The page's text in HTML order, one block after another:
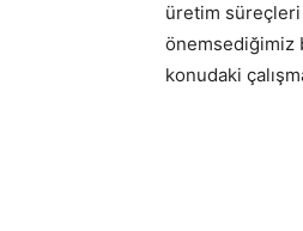
üretim süreçleri
önemsediğimiz
konudaki